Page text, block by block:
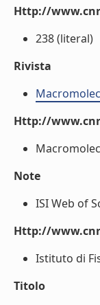
Http://
238 (literal)
Rivista
Http://
Note
ISI Web of
Http://
Istituto di
Titolo